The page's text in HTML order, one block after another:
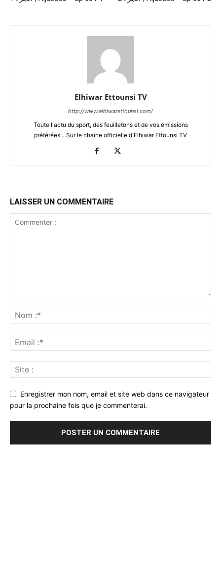
Elhiwar Ettounsi TV
http://www.elhiwarettounsi.com/
Toute l'actu du sport, des feuilletons et de vos émissions
préférées... Sur le chaîne officielle d'Elhiwar Ettounsi TV
LAISSER UN COMMENTAIRE
Enregistrer mon nom, email et site web dans ce navigateur
pour la prochaine fois que je commenterai.